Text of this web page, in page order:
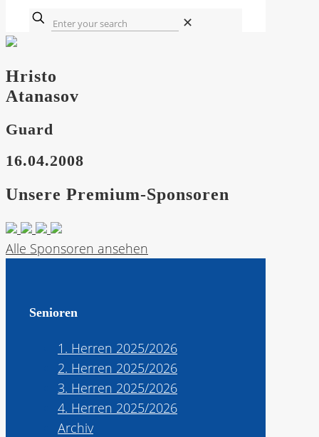
✕
Hristo
Atanasov
Guard
16.04.2008
Unsere Premium-Sponsoren
Alle Sponsoren ansehen
Senioren
1. Herren 2025/2026
2. Herren 2025/2026
3. Herren 2025/2026
4. Herren 2025/2026
Archiv